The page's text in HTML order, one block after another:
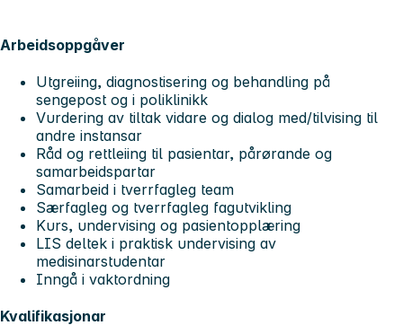
Arbeidsoppgåver
Utgreiing, diagnostisering og behandling på
sengepost og i poliklinikk
Vurdering av tiltak vidare og dialog med/tilvising til
andre instansar
Råd og rettleiing til pasientar, pårørande og
samarbeidspartar
Samarbeid i tverrfagleg team
Særfagleg og tverrfagleg fagutvikling
Kurs, undervising og pasientopplæring
LIS deltek i praktisk undervising av
medisinarstudentar
Inngå i vaktordning
Kvalifikasjonar